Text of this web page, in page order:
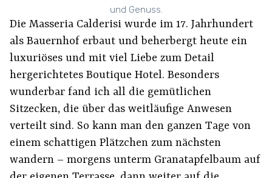
und Genuss.
Die Masseria Calderisi wurde im 17. Jahrhundert
als Bauernhof erbaut und beherbergt heute ein
luxuriöses und mit viel Liebe zum Detail
hergerichtetes Boutique Hotel. Besonders
wunderbar fand ich all die gemütlichen
Sitzecken, die über das weitläufige Anwesen
verteilt sind. So kann man den ganzen Tage von
einem schattigen Plätzchen zum nächsten
wandern – morgens unterm Granatapfelbaum auf